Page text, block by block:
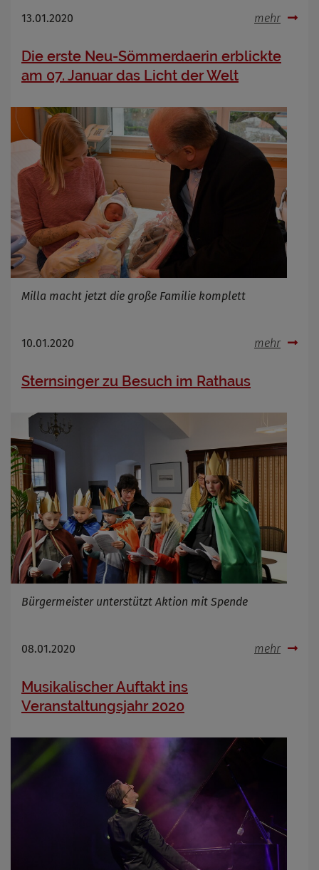
13.01.2020 mehr
Die erste Neu-Sömmerdaerin erblickte
am 07. Januar das Licht der Welt
Milla macht jetzt die große Familie komplett
10.01.2020 mehr
Sternsinger zu Besuch im Rathaus
Bürgermeister unterstützt Aktion mit Spende
08.01.2020 mehr
Musikalischer Auftakt ins
Veranstaltungsjahr 2020